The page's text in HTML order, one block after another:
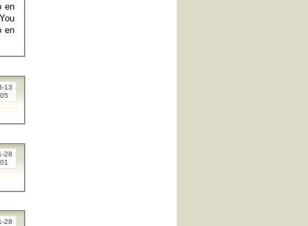
en
en
13
28
28